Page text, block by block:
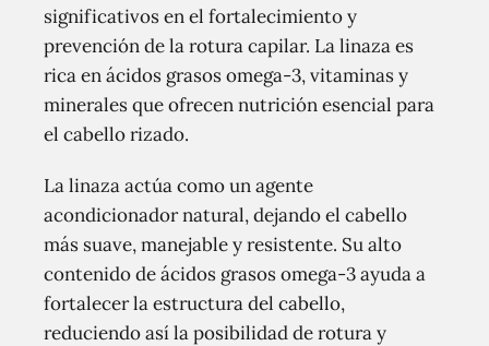
significativos en el fortalecimiento y
prevención de la rotura capilar. La linaza es
rica en ácidos grasos omega-3, vitaminas y
minerales que ofrecen nutrición esencial para
el cabello rizado.
La linaza actúa como un agente
acondicionador natural, dejando el cabello
más suave, manejable y resistente. Su alto
contenido de ácidos grasos omega-3 ayuda a
fortalecer la estructura del cabello,
reduciendo así la posibilidad de rotura y